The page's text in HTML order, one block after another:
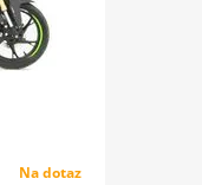
Na dotaz